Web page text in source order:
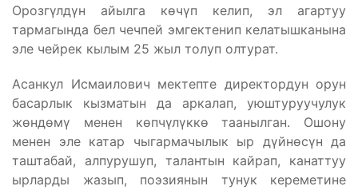
Орозгүлдүн айылга көчүп келип, эл агартуу
тармагында бел чечпей эмгектенип келатышканына
эле чейрек кылым 25 жыл толуп олтурат.
Асанкул Исмаилович мектепте директордун орун
басарлык кызматын да аркалап, уюштуруучулук
жөндөмү менен көпчүлүккө таанылган. Ошону
менен эле катар чыгармачылык ыр дүйнөсүн да
таштабай, алпурушуп, талантын кайрап, канаттуу
ырларды жазып, поэзиянын тунук кереметине